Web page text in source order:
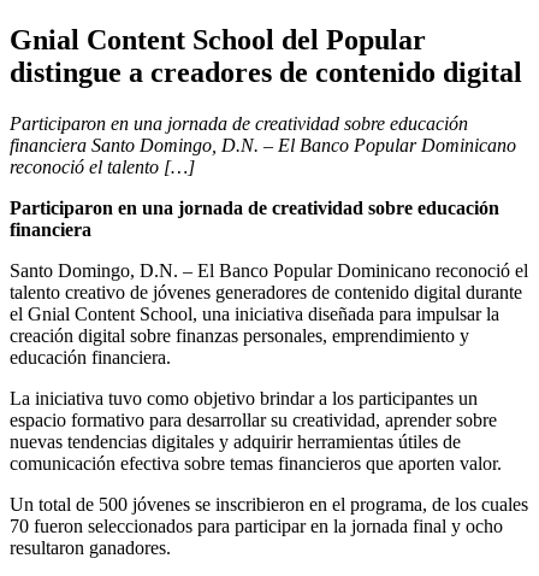
Gnial Content School del Popular
distingue a creadores de contenido digital
Participaron en una jornada de creatividad sobre educación
financiera Santo Domingo, D.N. – El Banco Popular Dominicano
reconoció el talento […]
Participaron en una jornada de creatividad sobre educación
financiera
Santo Domingo, D.N. – El Banco Popular Dominicano reconoció el
talento creativo de jóvenes generadores de contenido digital durante
el Gnial Content School, una iniciativa diseñada para impulsar la
creación digital sobre finanzas personales, emprendimiento y
educación financiera.
La iniciativa tuvo como objetivo brindar a los participantes un
espacio formativo para desarrollar su creatividad, aprender sobre
nuevas tendencias digitales y adquirir herramientas útiles de
comunicación efectiva sobre temas financieros que aporten valor.
Un total de 500 jóvenes se inscribieron en el programa, de los cuales
70 fueron seleccionados para participar en la jornada final y ocho
resultaron ganadores.